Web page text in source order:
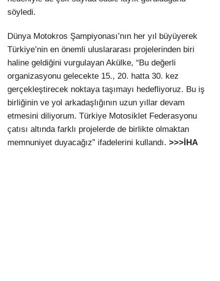
söyledi.
Dünya Motokros Şampiyonası’nın her yıl büyüyerek
Türkiye’nin en önemli uluslararası projelerinden biri
haline geldiğini vurgulayan Akülke, “Bu değerli
organizasyonu gelecekte 15., 20. hatta 30. kez
gerçekleştirecek noktaya taşımayı hedefliyoruz. Bu iş
birliğinin ve yol arkadaşlığının uzun yıllar devam
etmesini diliyorum. Türkiye Motosiklet Federasyonu
çatısı altında farklı projelerde de birlikte olmaktan
memnuniyet duyacağız” ifadelerini kullandı. >>>İHA